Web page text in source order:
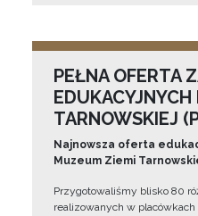
PEŁNA OFERTA
TARNOWSKIEJ
Najnowsza oferta
Muzeum Ziemi
Przygotowaliśmy blisko 80
realizowanych w